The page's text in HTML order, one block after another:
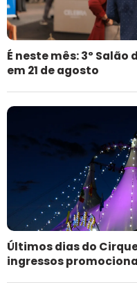
É neste mês: 3º
em 21 de agosto
Últimos dias do
ingressos